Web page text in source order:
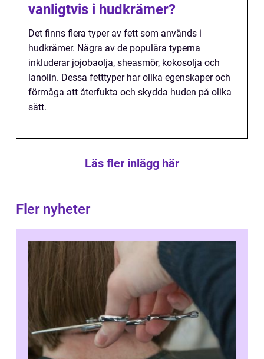
vanligtvis i hudkrämer?
Det finns flera typer av fett som används i
hudkrämer. Några av de populära typerna
inkluderar jojobaolja, sheasmör, kokosolja och
lanolin. Dessa fetttyper har olika egenskaper och
förmåga att återfukta och skydda huden på olika
sätt.
Läs fler inlägg här
Fler nyheter